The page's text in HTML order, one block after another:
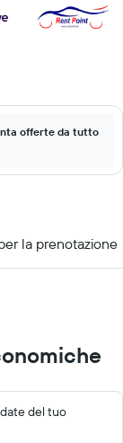
offerte da tutto
la prenotazione
del tuo